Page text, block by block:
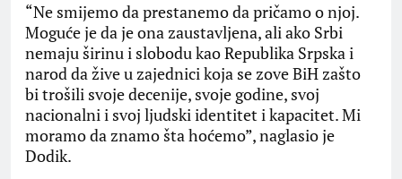
“Ne smijemo da prestanemo da pričamo o njoj.
Moguće je da je ona zaustavljena, ali ako Srbi
nemaju širinu i slobodu kao Republika Srpska i
narod da žive u zajednici koja se zove BiH zašto
bi trošili svoje decenije, svoje godine, svoj
nacionalni i svoj ljudski identitet i kapacitet. Mi
moramo da znamo šta hoćemo”, naglasio je
Dodik.